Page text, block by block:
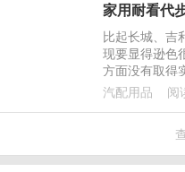
比起长城、吉
现要显得逊色
方面没有取得
来市场的发展
汽配用品 阅